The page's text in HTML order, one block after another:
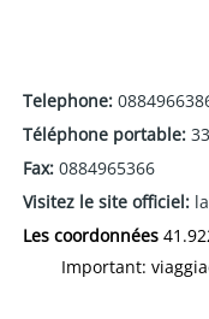
Telephone:
Téléphone portable:
Fax: 0884965366
Visitez le site officiel:
Les coordonnées
Important: